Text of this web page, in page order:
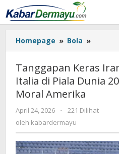
Lewati
ke
konten
Homepage » Bola »
Keras
Usulan
Piala
2026:
Tanggapan Keras
Italia di Piala Dunia
Moral Amerika
April 24, 2026
oleh
kabardermayu
-
221 Dilihat
oleh kabardermayu